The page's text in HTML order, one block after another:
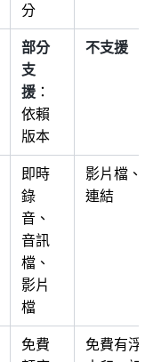
分
部分
支
援 ：
依賴
版本
不支援
即時
錄
音、
音訊
檔、
影片
檔
影片檔、
連結
免費
免費有浮